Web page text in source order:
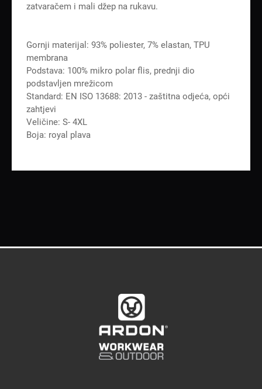
zatvaračem i mali džep na rukavu.
Gornji materijal: 93% poliester, 7% elastan, TPU
membrana
Podstava: 100% mikro polar flis, prednji dio
podstavljen mrežicom
Standard: EN ISO 13688: 2013 - zaštitna odjeća, opći
zahtjevi
Veličine: S- 4XL
Boja: royal plava